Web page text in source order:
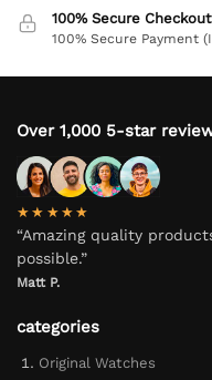
100% Secure Checkout
100% Secure Payment
Over 1,000 5-star
★★★★★
“Amazing quality
possible.”
Matt P.
categories
Original Watches